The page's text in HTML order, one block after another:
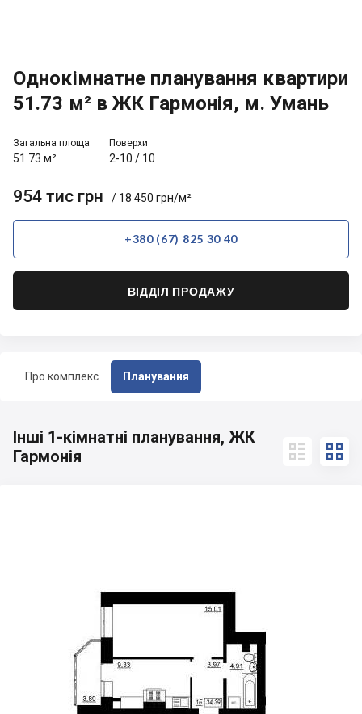
Про комплекс Планування
Однокімнатне планування квартири
51.73 м² в ЖК Гармонія, м. Умань
Загальна площа
51.73 м²
Поверхи
2-10 / 10
954 тис грн / 18 450 грн/м²
+380 (67) 825 30 40
ВІДДІЛ ПРОДАЖУ
Інші 1-кімнатні планування, ЖК
Гармонія
 